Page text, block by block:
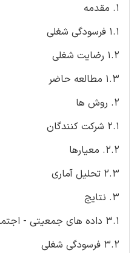
1. مقدمه
1.1 فرسودگی شغلی
1.2 رضایت شغلی
1.3 مطالعه حاضر
2. روش ها
2.1 شركت كنندگان
2.2. معیارها
2.3 تحلیل آماری
3. نتایج
3.1 داده های جمعیتی - اجتماعی
3.2 فرسودگی شغلی